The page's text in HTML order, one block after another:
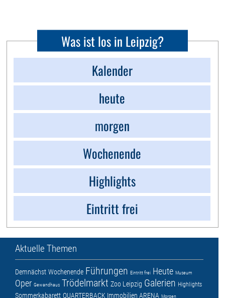
Was ist los in Leipzig?
Kalender
heute
morgen
Wochenende
Highlights
Eintritt frei
Aktuelle Themen
Demnächst Wochenende Führungen Eintritt frei Heute Museum
Oper Gewandhaus Trödelmarkt Zoo Leipzig Galerien Highlights
Sommerkabarett QUARTERBACK Immobilien ARENA Morgen